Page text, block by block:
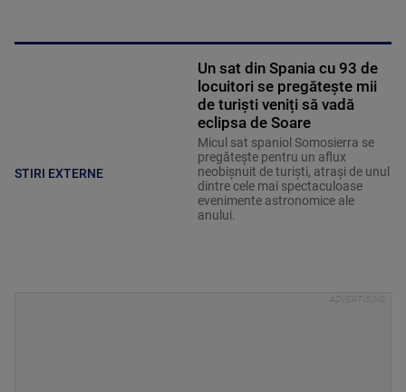
STIRI EXTERNE
Un sat din Spania cu 93 de
locuitori se pregătește mii
de turiști veniți să vadă
eclipsa de Soare
Micul sat spaniol Somosierra se
pregătește pentru un aflux
neobișnuit de turiști, atrași de unul
dintre cele mai spectaculoase
evenimente astronomice ale
anului.